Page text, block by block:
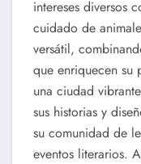
intereses diversos
cuidado de
versátil,
que enriquecen su
una ciudad
sus historias y
su comunidad de
eventos literarios.